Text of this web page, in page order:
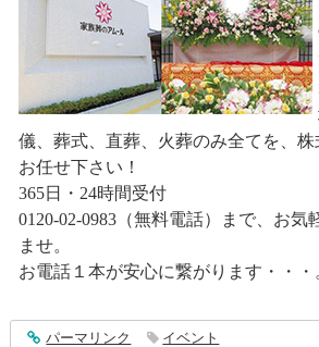
儀、葬式、直葬、火葬のみ全てを、
お任せ下さい！
365日・24時間受付
0120-02-0983（無料電話）まで、お気
ませ。
お電話１本が安心に繋がります・・・
entry3658
パーマリンク イベント